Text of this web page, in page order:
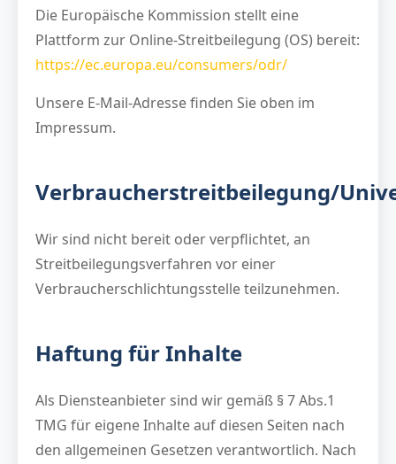
Die Europäische Kommission stellt eine
Plattform zur Online-Streitbeilegung (OS) bereit:
https://ec.europa.eu/consumers/odr/
Unsere E-Mail-Adresse finden Sie oben im
Impressum.
Verbraucherstreitbeilegung/
Wir sind nicht bereit oder verpflichtet, an
Streitbeilegungsverfahren vor einer
Verbraucherschlichtungsstelle teilzunehmen.
Haftung für Inhalte
Als Diensteanbieter sind wir gemäß § 7 Abs.1
TMG für eigene Inhalte auf diesen Seiten nach
den allgemeinen Gesetzen verantwortlich. Nach